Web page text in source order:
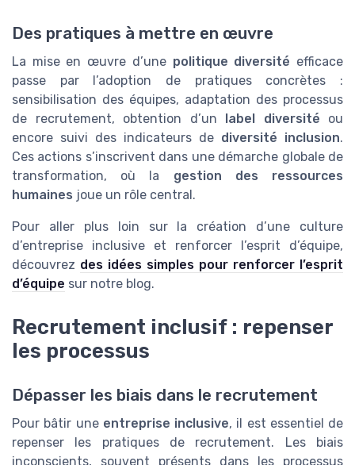
Des pratiques à mettre en œuvre
La mise en œuvre d’une politique diversité efficace
passe par l’adoption de pratiques concrètes :
sensibilisation des équipes, adaptation des processus
de recrutement, obtention d’un
label diversité ou
encore suivi des indicateurs de diversité inclusion.
Ces actions s’inscrivent dans une démarche globale de
transformation, où la gestion des ressources
humaines joue un rôle central.
Pour aller plus loin sur la création d’une culture
d’entreprise inclusive et renforcer l’esprit d’équipe,
découvrez des idées simples pour renforcer l’esprit
d’équipe sur notre blog.
Recrutement inclusif : repenser
les processus
Dépasser les biais dans le recrutement
Pour bâtir une entreprise inclusive, il est essentiel de
repenser les pratiques de recrutement. Les biais
inconscients, souvent présents dans les processus